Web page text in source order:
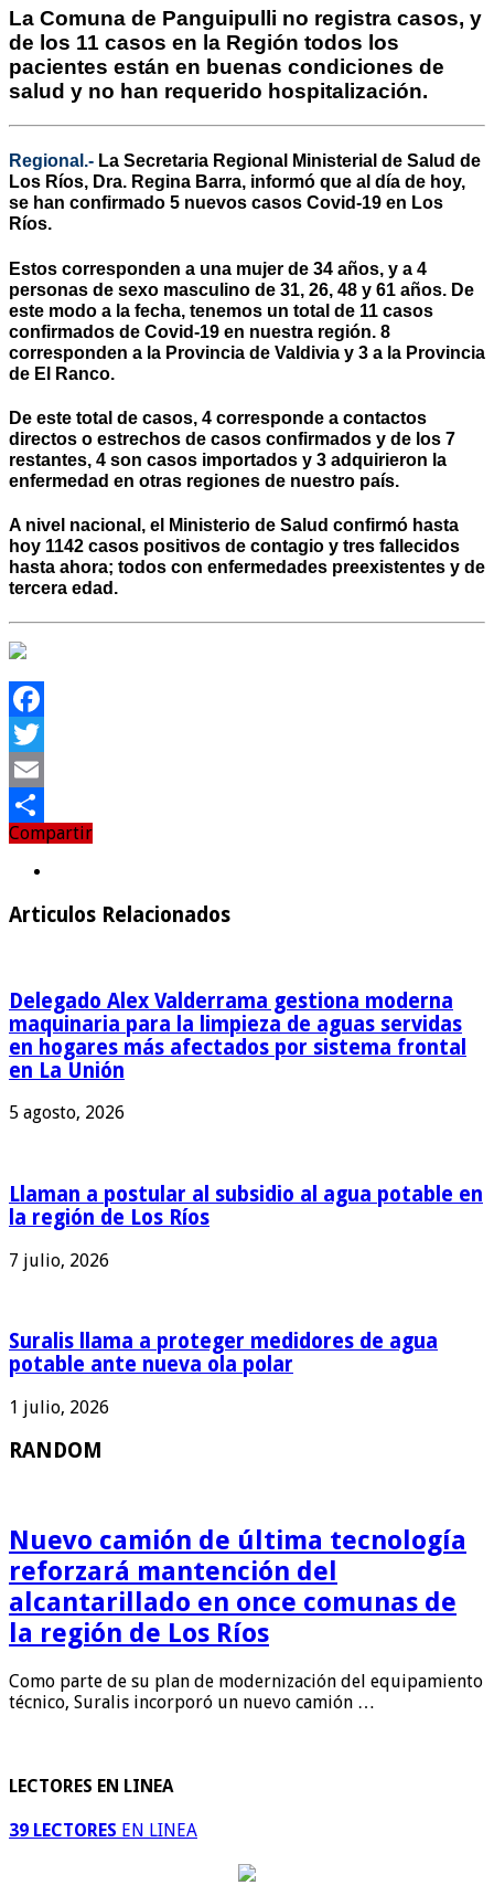
La Comuna de Panguipulli no registra casos, y
de los 11 casos en la Región todos los
pacientes están en buenas condiciones de
salud y no han requerido hospitalización.
Regional.- La Secretaria Regional Ministerial de Salud de
Los Ríos, Dra. Regina Barra, informó que al día de hoy,
se han confirmado 5 nuevos casos Covid-19 en Los
Ríos.
Estos corresponden a una mujer de 34 años, y a 4
personas de sexo masculino de 31, 26, 48 y 61 años. De
este modo a la fecha, tenemos un total de 11 casos
confirmados de Covid-19 en nuestra región. 8
corresponden a la Provincia de Valdivia y 3 a la Provincia
de El Ranco.
De este total de casos, 4 corresponde a contactos
directos o estrechos de casos confirmados y de los 7
restantes, 4 son casos importados y 3 adquirieron la
enfermedad en otras regiones de nuestro país.
A nivel nacional, el Ministerio de Salud confirmó hasta
hoy 1142 casos positivos de contagio y tres fallecidos
hasta ahora; todos con enfermedades preexistentes y de
tercera edad.
Facebook
Twitter
Email
Compartir
Compartir
Articulos Relacionados
Delegado Alex Valderrama gestiona moderna
maquinaria para la limpieza de aguas servidas
en hogares más afectados por sistema frontal
en La Unión
5 agosto, 2026
Llaman a postular al subsidio al agua potable en
la región de Los Ríos
7 julio, 2026
Suralis llama a proteger medidores de agua
potable ante nueva ola polar
1 julio, 2026
RANDOM
Nuevo camión de última tecnología
reforzará mantención del
alcantarillado en once comunas de
la región de Los Ríos
Como parte de su plan de modernización del equipamiento
técnico, Suralis incorporó un nuevo camión …
LECTORES EN LINEA
39 LECTORES EN LINEA